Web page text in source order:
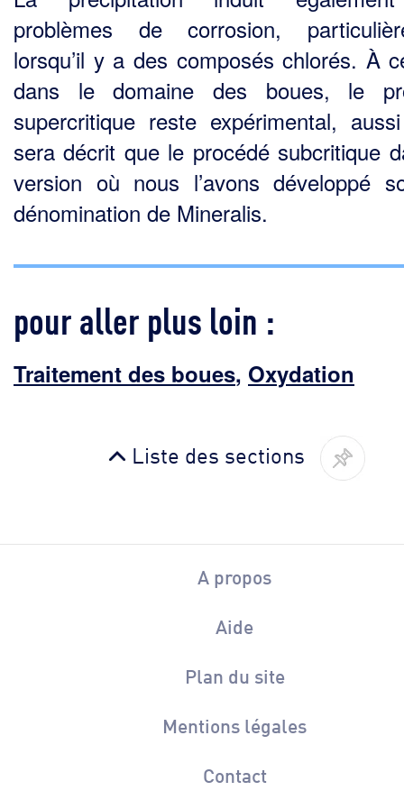
problèmes de corrosion,
lorsqu’il y a des composés chlorés. À
dans le domaine des boues, le
supercritique reste expérimental,
sera décrit que le procédé subcritique
version où nous l’avons développé
dénomination de Mineralis.
pour aller plus loin :
Traitement des boues, Oxydation
Liste des sections
A propos
Aide
Plan du site
Mentions légales
Contact